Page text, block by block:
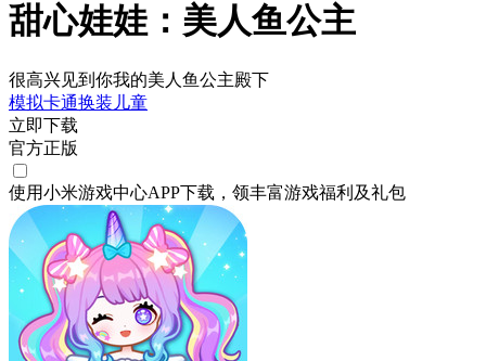
甜心娃娃：美人鱼公主
很高兴见到你我的美人鱼公主殿下
模拟卡通换装 儿童
立即下载
官方正版
使用小米游戏中心APP下载 ，领丰富游戏福利 及礼包